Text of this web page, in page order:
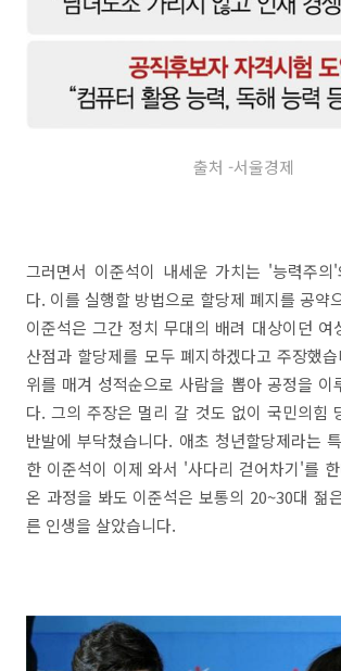
출처 -서울경제
그러면서 이준석이 내세운 가치는 '능력주의
다. 이를 실행할 방법으로 할당제 폐지를 공약
이준석은 그간 정치 무대의 배려 대상이던 여
산점과 할당제를 모두 폐지하겠다고 주장했
위를 매겨 성적순으로 사람을 뽑아 공정을 이
다. 그의 주장은 멀리 갈 것도 없이 국민의힘
반발에 부닥쳤습니다. 애초 청년할당제라는
한 이준석이 이제 와서 '사다리 걷어차기'를
온 과정을 봐도 이준석은 보통의 20~30대 젊
른 인생을 살았습니다.